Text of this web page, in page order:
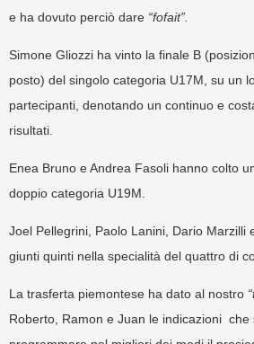
e ha dovuto perciò dare “fofait”.
Simone Gliozzi ha vinto la finale B
posto) del singolo categoria U17M, su un
partecipanti, denotando un continuo e
risultati.
Enea Bruno e Andrea Fasoli hanno colto
doppio categoria U19M.
Joel Pellegrini, Paolo Lanini, Dario Marzilli
giunti quinti nella specialità del quattro di
La trasferta piemontese ha dato al nostro
Roberto, Ramon e Juan le indicazioni